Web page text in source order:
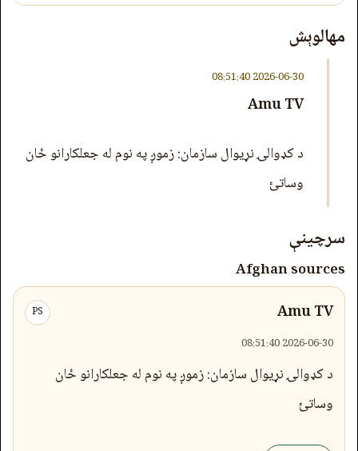
مهالوېش
2026-06-30 08:51:40
Amu TV
د کډوالۍ نړیوال سازمان: زموږ په نوم له جعلکارانو ځان
وساتئ
سرچینې
Afghan sources
Amu TV
PS
2026-06-30 08:51:40
د کډوالۍ نړیوال سازمان: زموږ په نوم له جعلکارانو ځان
وساتئ